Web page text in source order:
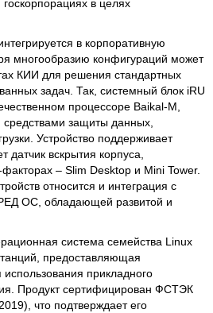
госкорпорациях в целях
в корпоративную
многообразию конфигураций может
КИИ для решения стандартных
задач. Так, системный блок iRU
процессоре Baikal-M,
защиты данных,
Устройство поддерживает
датчик вскрытия корпуса,
– Slim Desktop и Mini Tower.
относится и интеграция с
ОС, обладающей развитой и
система семейства Linux
предоставляющая
прикладного
Продукт сертифицирован ФСТЭК
что подтверждает его